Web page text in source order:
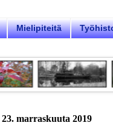
Mielipiteitä
marraskuuta 2019